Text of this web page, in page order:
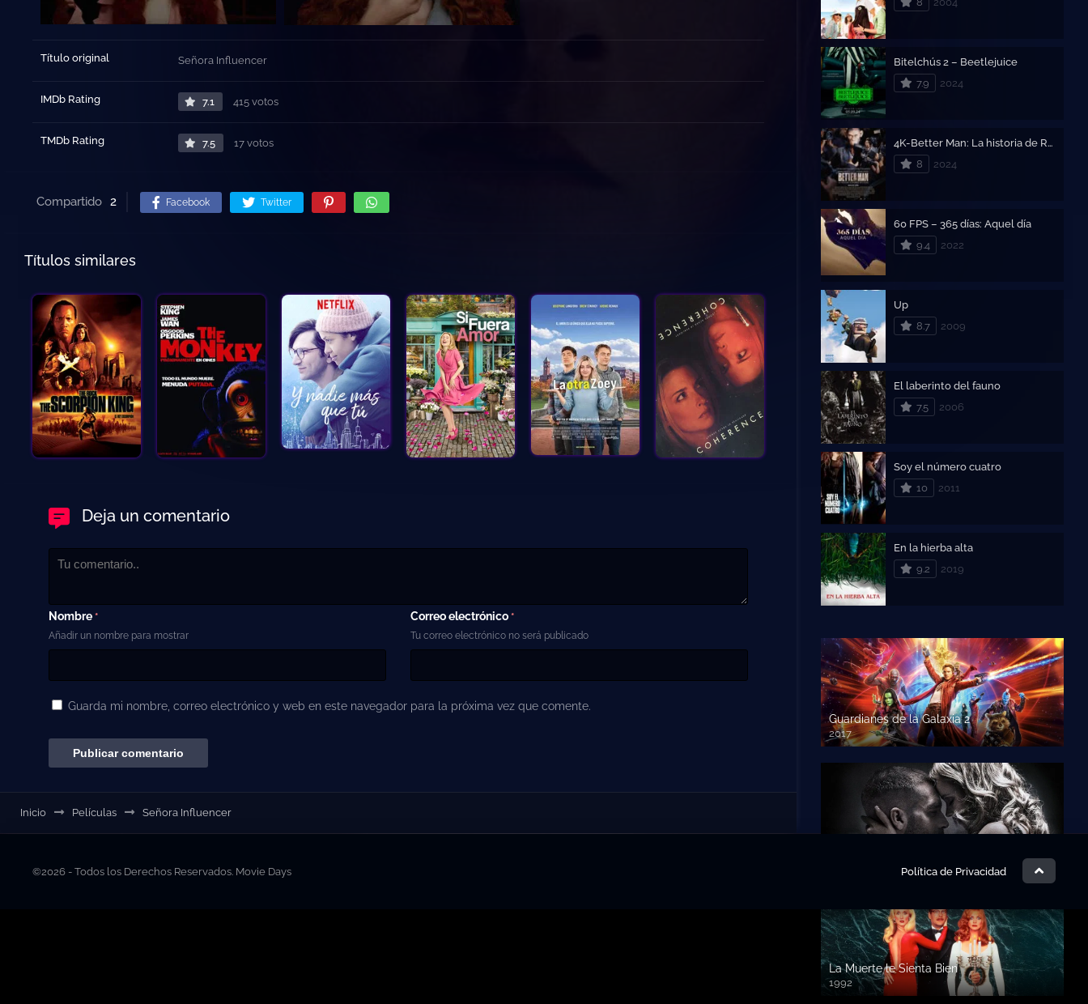
Título original Señora Influencer
IMDb Rating 7.1 415 votos
TMDb Rating 7.5 17 votos
Compartido 2 Facebook Twitter
Títulos similares
Deja un comentario
Nombre *
Añadir un nombre para mostrar
Correo electrónico *
Tu correo electrónico no será publicado
Guarda mi nombre, correo electrónico y web en este navegador para la próxima vez que comente.
Inicio Películas Señora Influencer
Bitelchús 2 – Beetlejuice
7.9
2024
4K-Better Man: La historia de Robbie Williams
8
2024
60 FPS – 365 días: Aquel día
9.4
2022
Up
8.7
2009
El laberinto del fauno
7.5
2006
Soy el número cuatro
10
2011
En la hierba alta
9.2
2019
Guardianes de la Galaxia 2
2017
720p HD
La Muerte le Sienta Bien
1992
720p HD
©2026 - Todos los Derechos Reservados. Movie Days Política de Privacidad